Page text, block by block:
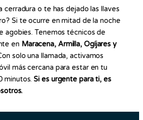
cerradura o te has dejado las llaves
Si te ocurre en mitad de la noche
agobies. Tenemos técnicos de
en Maracena, Armilla, Ogíjares y
solo una llamada, activamos
más cercana para estar en tu
minutos.Si es urgente para ti, es